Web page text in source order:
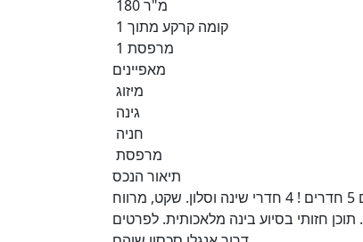
180 מ"ר
קומה קרקע מתוך 1
1 מרפסת
מאפיינים
מיזוג
גינה
חניה
מרפסת
תיאור הנכס
להשכרה בבלעדיות ! בית דו משפחתי בשכונת אלונים בשוהם עם 5 חדרים ! 4 חדרי שינה וסלון. שקט, מרווח
ועם גינה גדולה ומפנקת. מחיר אטרקטיבי. מועד אכלוס 20.9.26. תוכן חזותי בסיוע בינה מלאכותית. לפרטים